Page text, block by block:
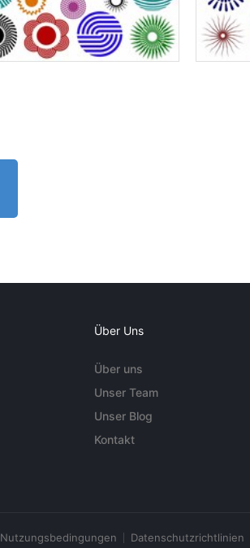
Über Uns
Über uns
Unser Team
Unser Blog
Kontakt
Nutzungsbedingungen Datenschutzrichtlinien